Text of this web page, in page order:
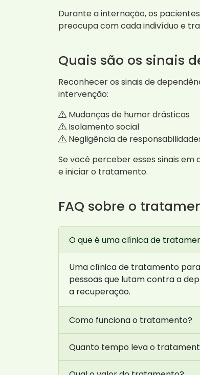
Durante a internação, os
preocupa com cada indivíduo e
Quais são os sinais
Reconhecer os sinais de
intervenção:
Mudanças de humor drásticas
Isolamento social
Negligência de
Se você perceber esses sinais
e iniciar o tratamento.
FAQ sobre o
O que é uma clínica de
Uma clínica de tratamento
pessoas que lutam contra a
a recuperação.
Como funciona o tratamento?
Quanto tempo leva o